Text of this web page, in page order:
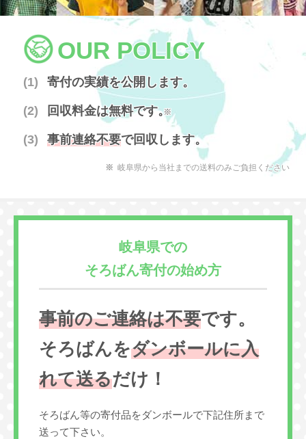
OUR POLICY
寄付の実績を公開します。
回収料金は無料です。
※
事前連絡不要で回収します。
岐阜県から当社までの送料のみご負担ください
岐阜県での
そろばん寄付の始め方
事前のご連絡は不要です。
そろばんをダンボールに入
れて送るだけ！
そろばん等の寄付品をダンボールで下記住所まで
送って下さい。